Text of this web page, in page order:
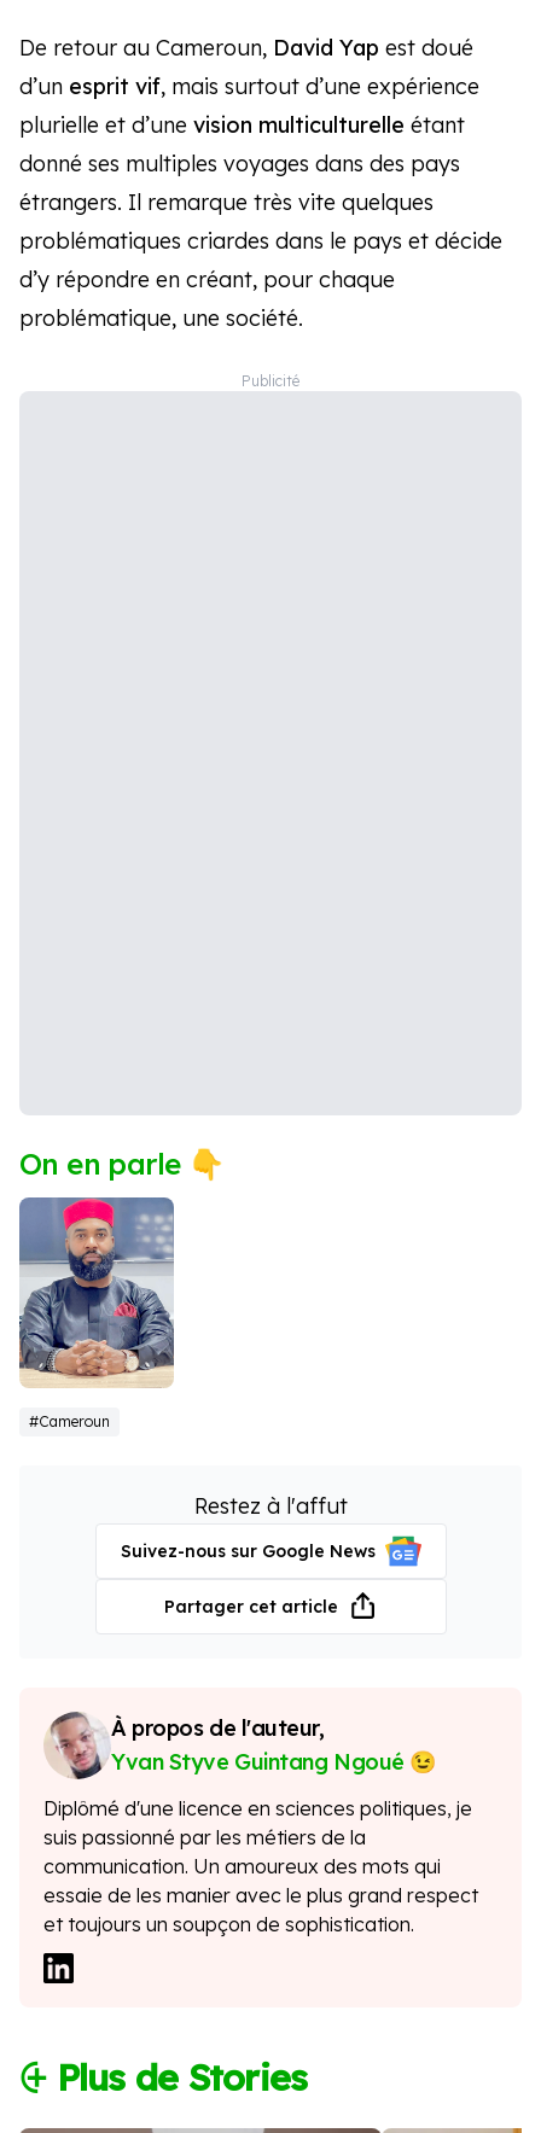
De retour au Cameroun, David Yap est doué
d’un esprit vif, mais surtout d’une expérience
plurielle et d’une vision multiculturelle étant
donné ses multiples voyages dans des pays
étrangers. Il remarque très vite quelques
problématiques criardes dans le pays et décide
d’y répondre en créant, pour chaque
problématique, une société.
On en parle 👇
David Yap
#Cameroun
Restez à l'affut
Suivez-nous sur Google News
Partager cet article
À propos de l'auteur,
Yvan Styve Guintang Ngoué
Diplômé d'une licence en sciences politiques, je
suis passionné par les métiers de la
communication. Un amoureux des mots qui
essaie de les manier avec le plus grand respect
et toujours un soupçon de sophistication.
⨭ Plus de Stories